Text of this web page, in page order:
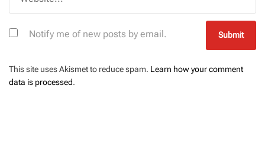
Notify me of new posts by email.
This site uses Akismet to reduce spam. Learn how your comment
data is processed.